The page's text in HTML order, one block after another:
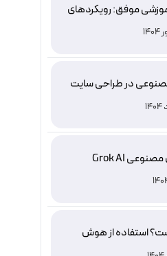
موفق: رویکردهای
در طراحی سایت
دیپ سیک چیست؟ استفاده از هوش